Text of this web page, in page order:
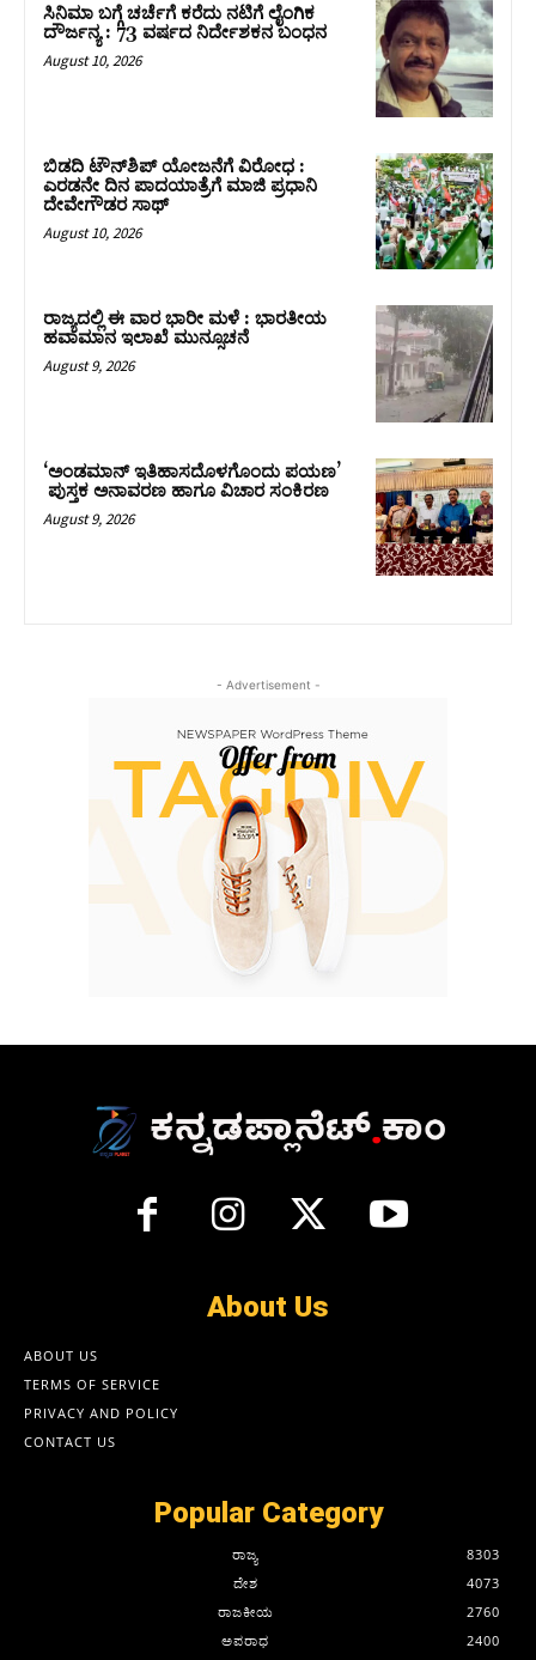
ಸಿನಿಮಾ ಬಗ್ಗೆ ಚರ್ಚೆಗೆ ಕರೆದು ನಟಿಗೆ ಲೈಂಗಿಕ
ದೌರ್ಜನ್ಯ : 73 ವರ್ಷದ ನಿರ್ದೇಶಕನ ಬಂಧನ
August 10, 2026
ಬಿಡದಿ ಟೌನ್‌ಶಿಪ್‌ ಯೋಜನೆಗೆ ವಿರೋಧ :
ಎರಡನೇ ದಿನ ಪಾದಯಾತ್ರೆಗೆ ಮಾಜಿ ಪ್ರಧಾನಿ
ದೇವೇಗೌಡರ ಸಾಥ್‌
August 10, 2026
ರಾಜ್ಯದಲ್ಲಿ ಈ ವಾರ ಭಾರೀ ಮಳೆ : ಭಾರತೀಯ
ಹವಾಮಾನ ಇಲಾಖೆ ಮುನ್ಸೂಚನೆ
August 9, 2026
‘ಅಂಡಮಾನ್ ಇತಿಹಾಸದೊಳಗೊಂದು ಪಯಣ’
ಪುಸ್ತಕ ಅನಾವರಣ ಹಾಗೂ ವಿಚಾರ ಸಂಕಿರಣ
August 9, 2026
- Advertisement -
About Us
ABOUT US
TERMS OF SERVICE
PRIVACY AND POLICY
CONTACT US
Popular Category
ರಾಜ್ಯ
8303
ದೇಶ
4073
ರಾಜಕೀಯ
2760
ಅಪರಾಧ
2400